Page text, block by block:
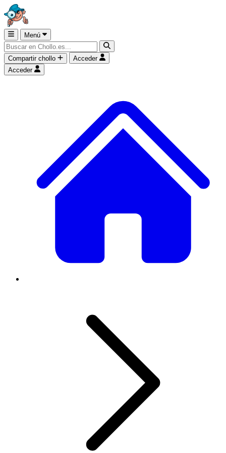
Menú
Compartir chollo
Acceder
Acceder